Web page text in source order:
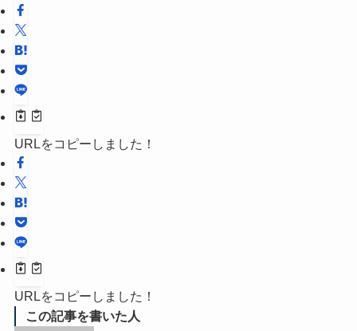
URLをコピーしました！
URLをコピーしました！
この記事を書いた人